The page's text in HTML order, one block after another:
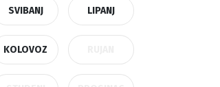
SVIBANJ LIPANJ
KOLOVOZ